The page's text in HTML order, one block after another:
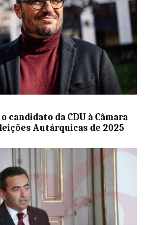
candidato da CDU à Câmara
Autárquicas de 2025